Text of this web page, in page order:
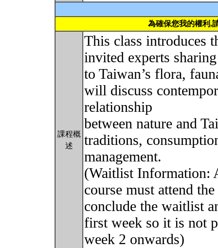
為確保您我的權利,
課程概
述
This class introduces
invited experts
to Taiwan’s flora,
will discuss
relationship
between nature and
traditions,
management.
(Waitlist Information:
course must attend
conclude the waitlist
first week so it is not
week 2 onwards)